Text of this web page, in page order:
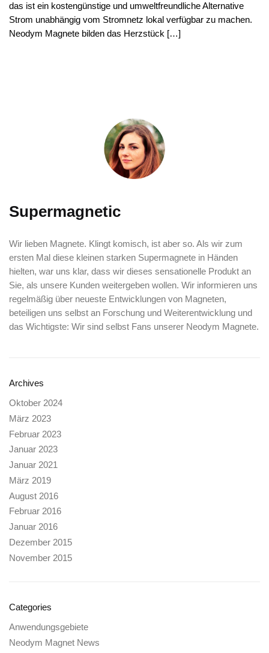
das ist ein kostengünstige und umweltfreundliche Alternative
Strom unabhängig vom Stromnetz lokal verfügbar zu machen.
Neodym Magnete bilden das Herzstück […]
Supermagnetic
Wir lieben Magnete. Klingt komisch, ist aber so. Als wir zum
ersten Mal diese kleinen starken Supermagnete in Händen
hielten, war uns klar, dass wir dieses sensationelle Produkt an
Sie, als unsere Kunden weitergeben wollen. Wir informieren uns
regelmäßig über neueste Entwicklungen von Magneten,
beteiligen uns selbst an Forschung und Weiterentwicklung und
das Wichtigste: Wir sind selbst Fans unserer Neodym Magnete.
Archives
Oktober 2024
März 2023
Februar 2023
Januar 2023
Januar 2021
März 2019
August 2016
Februar 2016
Januar 2016
Dezember 2015
November 2015
Categories
Anwendungsgebiete
Neodym Magnet News